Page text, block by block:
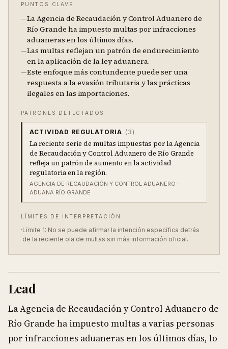
PUNTOS CLAVE
—La Agencia de Recaudación y Control Aduanero de
Río Grande ha impuesto multas por infracciones
aduaneras en los últimos días.
—Las multas reflejan un patrón de endurecimiento
en la aplicación de la ley aduanera.
—Este enfoque más contundente puede ser una
respuesta a la evasión tributaria y las prácticas
ilegales en las importaciones.
PATRONES DETECTADOS
ACTIVIDAD REGULATORIA ( 3)
La reciente serie de multas impuestas por la Agencia
de Recaudación y Control Aduanero de Río Grande
refleja un patrón de aumento en la actividad
regulatoria en la región.
AGENCIA DE RECAUDACIÓN Y CONTROL ADUANERO -
ADUANA RÍO GRANDE
LÍMITES DE INTERPRETACIÓN
·Límite 1: No se puede afirmar la intención específica detrás
de la reciente ola de multas sin más información oficial.
Lead
La Agencia de Recaudación y Control Aduanero de
Río Grande ha impuesto multas a varias personas
por infracciones aduaneras en los últimos días, lo